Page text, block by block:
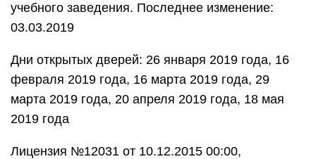
учебного заведения. Последнее изменение:
03.03.2019
Дни открытых дверей: 26 января 2019 года, 16
февраля 2019 года, 16 марта 2019 года, 29
марта 2019 года, 20 апреля 2019 года, 18 мая
2019 года
Лицензия №12031 от 10.12.2015 00:00,